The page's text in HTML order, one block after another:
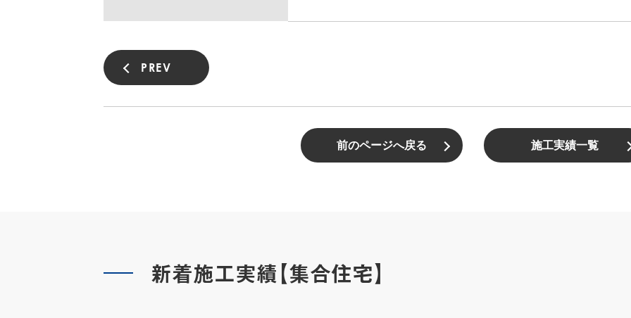
PREV
前のページへ戻る 施工実績一覧
新着施工実績【集合住宅】